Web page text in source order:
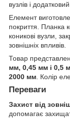
вузлів і
Елемент
покриття. Планка
коникові вузли,
зовнішніх впливів.
Товар
мм, 0,45 мм і 0,5
2000 мм. Колір
Переваги
Захист від
допомагає